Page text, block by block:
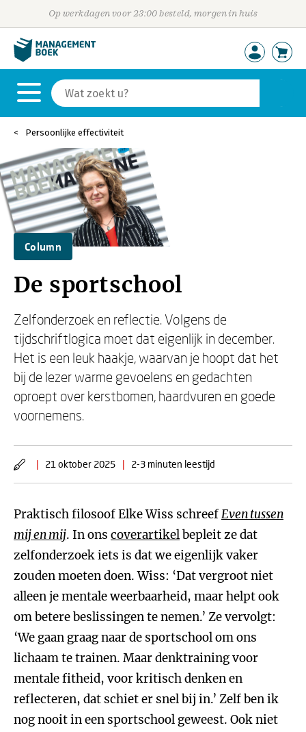
Op werkdagen voor 23:00 besteld, morgen in huis
Persoonlijke effectiviteit
Column
De sportschool
Zelfonderzoek en reflectie. Volgens de
tijdschriftlogica moet dat eigenlijk in december.
Het is een leuk haakje, waarvan je hoopt dat het
bij de lezer warme gevoelens en gedachten
oproept over kerstbomen, haardvuren en goede
voornemens.
| 21 oktober 2025 | 2-3 minuten leestijd
Praktisch filosoof Elke Wiss schreefEven tussen
mij en mij. In ons coverartikelbepleit ze dat
zelfonderzoek iets is dat we eigenlijk vaker
zouden moeten doen. Wiss: ‘Dat vergroot niet
alleen je mentale weerbaarheid, maar helpt ook
om betere beslissingen te nemen.’ Ze vervolgt:
‘We gaan graag naar de sportschool om ons
lichaam te trainen. Maar denktraining voor
mentale fitheid, voor kritisch denken en
reflecteren, dat schiet er snel bij in.’ Zelf ben ik
nog nooit in een sportschool geweest. Ook niet